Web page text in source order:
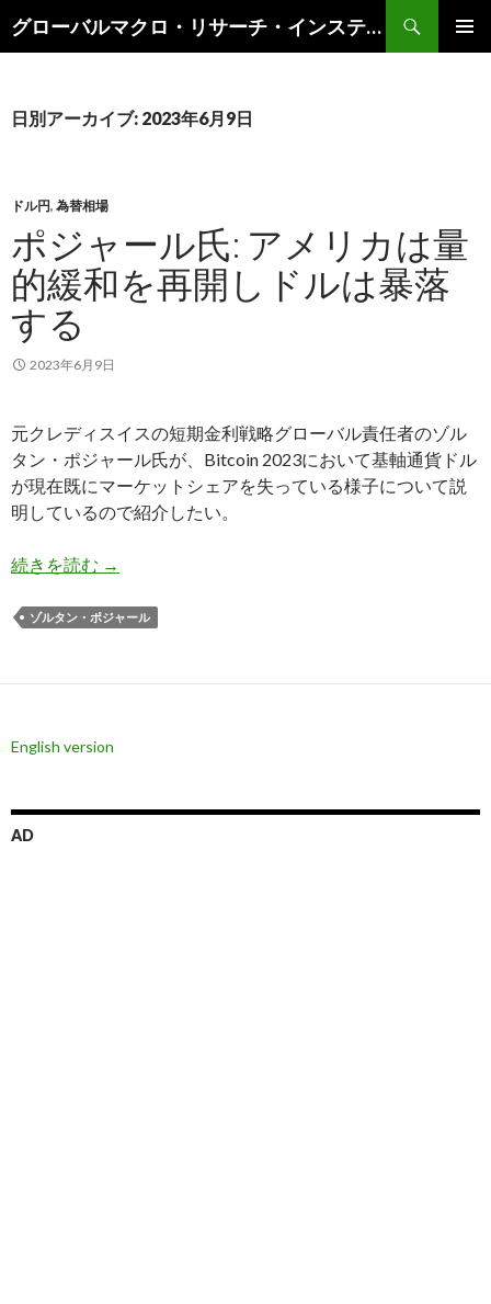
グローバルマクロ・リサーチ・インスティテュート
索
ン
キ
プ
日別アーカイブ: 2023年6月9日
ドル円, 為替相場
ポジャール氏: アメリカは量
的緩和を再開しドルは暴落
する
2023年6月9日
元クレディスイスの短期金利戦略グローバル責任者のゾル
タン・ポジャール氏が、Bitcoin 2023において基軸通貨ドル
が現在既にマーケットシェアを失っている様子について説
明しているので紹介したい。
続きを読む ポジャール氏: アメリカは量的緩和を再開しドル
→
ゾルタン・ポジャール
English version
AD